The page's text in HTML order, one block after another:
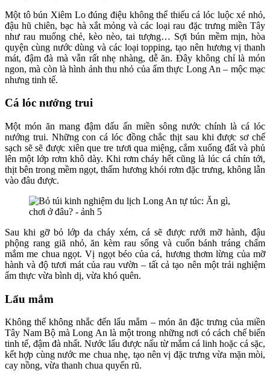
Một tô bún Xiêm Lo đúng điệu không thể thiếu cá lóc luộc xé nhỏ,
đậu hũ chiên, bạc hà xắt mỏng và các loại rau đặc trưng miền Tây
như rau muống chẻ, kèo nèo, tai tượng… Sợi bún mềm mịn, hòa
quyện cùng nước dùng và các loại topping, tạo nên hương vị thanh
mát, đậm đà mà vẫn rất nhẹ nhàng, dễ ăn. Đây không chỉ là món
ngon, mà còn là hình ảnh thu nhỏ của ẩm thực Long An – mộc mạc
nhưng tinh tế.
Cá lóc nướng trui
Một món ăn mang đậm dấu ấn miền sông nước chính là cá lóc
nướng trui. Những con cá lóc đồng chắc thịt sau khi được sơ chế
sạch sẽ sẽ được xiên que tre tươi qua miệng, cắm xuống đất và phủ
lên một lớp rơm khô dày. Khi rơm cháy hết cũng là lúc cá chín tới,
thịt bên trong mềm ngọt, thấm hương khói rơm đặc trưng, không lẫn
vào đâu được.
Sau khi gỡ bỏ lớp da cháy xém, cá sẽ được rưới mỡ hành, đậu
phộng rang giã nhỏ, ăn kèm rau sống và cuốn bánh tráng chấm
mắm me chua ngọt. Vị ngọt béo của cá, hương thơm lừng của mỡ
hành và độ tươi mát của rau vườn – tất cả tạo nên một trải nghiệm
ẩm thực vừa bình dị, vừa khó quên.
Lẩu mắm
Không thể không nhắc đến lẩu mắm – món ăn đặc trưng của miền
Tây Nam Bộ mà Long An là một trong những nơi có cách chế biến
tinh tế, đậm đà nhất. Nước lẩu được nấu từ mắm cá linh hoặc cá sặc,
kết hợp cùng nước me chua nhẹ, tạo nên vị đặc trưng vừa mặn mòi,
cay nồng, vừa thanh chua quyến rũ.